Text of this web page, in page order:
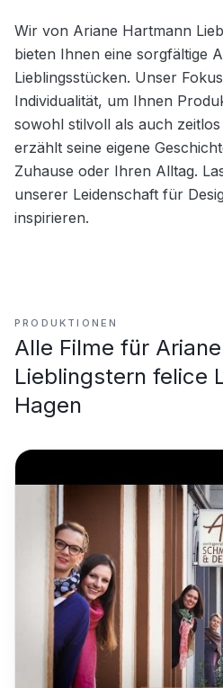
Wir von Ariane Hartmann
bieten Ihnen eine sorgfältige
Lieblingsstücken. Unser
Individualität, um Ihnen
sowohl stilvoll als auch
erzählt seine eigene
Zuhause oder Ihren Alltag.
unserer Leidenschaft für
inspirieren.
PRODUKTIONEN
Alle Filme für
Lieblingstern felice
Hagen